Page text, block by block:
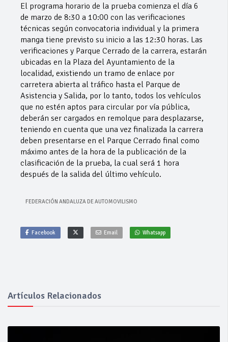
El programa horario de la prueba comienza el día 6
de marzo de 8:30 a 10:00 con las verificaciones
técnicas según convocatoria individual y la primera
manga tiene previsto su inicio a las 12:30 horas. Las
verificaciones y Parque Cerrado de la carrera, estarán
ubicadas en la Plaza del Ayuntamiento de la
localidad, existiendo un tramo de enlace por
carretera abierta al tráfico hasta el Parque de
Asistencia y Salida, por lo tanto, todos los vehículos
que no estén aptos para circular por vía pública,
deberán ser cargados en remolque para desplazarse,
teniendo en cuenta que una vez finalizada la carrera
deben presentarse en el Parque Cerrado final como
máximo antes de la hora de la publicación de la
clasificación de la prueba, la cual será 1 hora
después de la salida del último vehículo.
FEDERACIÓN ANDALUZA DE AUTOMOVILISMO
Facebook Email Whatsapp
Artículos Relacionados